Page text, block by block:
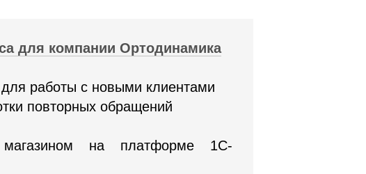
для компании Ортодинамика
работы с новыми клиентами
повторных обращений
на платформе 1С-